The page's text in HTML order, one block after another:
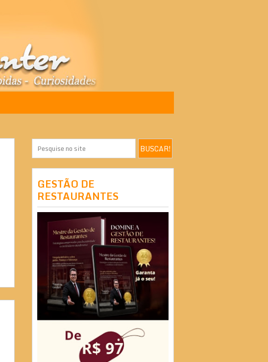
GESTÃO DE
RESTAURANTES